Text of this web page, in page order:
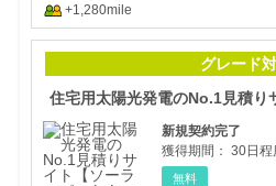
+1,280mile
グレード
新規契約完了
獲得期間： 30日程
無料